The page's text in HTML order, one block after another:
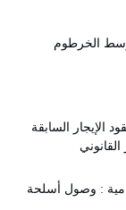
الخرطوم
الإيجار السابقة
: وصول أسلحة